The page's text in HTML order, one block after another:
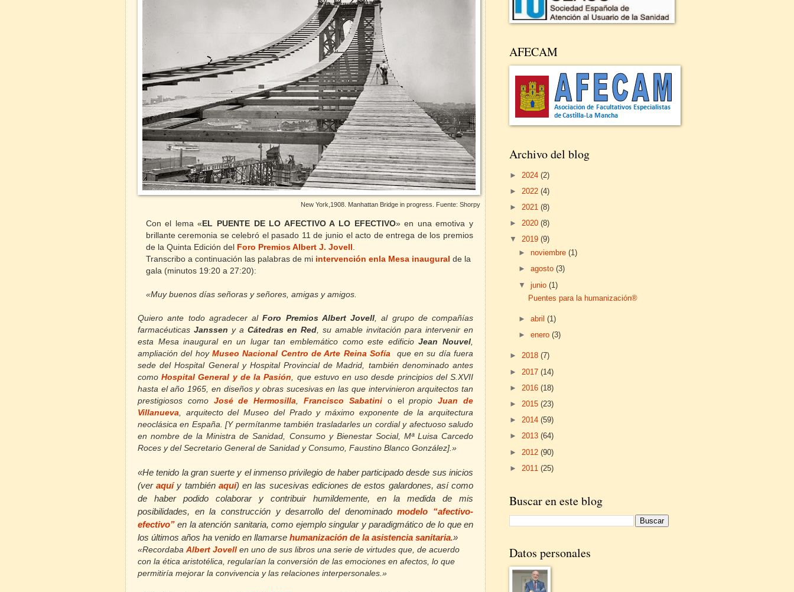
New York,1908. Manhattan Bridge in progress. Fuente: Shorpy
Con el lema « EL PUENTE DE LO AFECTIVO A LO EFECTIVO» en una emotiva y
brillante ceremonia se celebró el pasado 11 de junio el acto de entrega de los premios
de la Quinta Edición del
Foro Premios Albert J. Jovell .
Transcribo a continuación las palabras de mi intervención enla Mesa inaugural de la
gala (minutos19:20 a 27:20):
«Muy buenos días señoras y señores, amigas y amigos.
Quiero ante todo agradecer alForo Premios Albert Jovell, al grupo de compañías
farmacéuticas Janssen y a Cátedras en Red, su amable invitación para intervenir en
esta Mesa inaugural en un lugar tan emblemático como este edificioJean Nouvel,
ampliación del hoy Museo Nacional Centro de Arte Reina Sofía
que en su día fuera
sede del Hospital General y Hospital Provincial de Madrid, también denominado antes
comoHospital General y de la Pasión, que estuvo en uso desde principios del S.XVII
hasta el año 1965, en diseños y obras sucesivas en las que intervinieron arquitectos tan
prestigiosos como José de Hermosilla,Francisco Sabatinio elpropioJuan de
Villanueva, arquitecto del Museo del Prado y máximo exponente de la arquitectura
neoclásica en España. [Y permítanme también trasladarles un cordial y afectuoso saludo
en nombre de la Ministra de Sanidad, Consumo y Bienestar Social, Mª Luisa Carcedo
Roces y del Secretario General de Sanidad y Consumo, Faustino Blanco González].»
«He tenido la gran suerte y el inmenso privilegio de haber participado desde sus inicios
(veraquí y también aquí) en las sucesivas ediciones de estos galardones, así como
de haber podido colaborar y contribuir humildemente, en la
medida de mis
posibilidades, en la construcción y desarrollo del denominadomodelo “afectivo-
efectivo” en la atención sanitaria, como ejemplo singular y paradigmático de lo que en
los últimos años ha venido en llamarse humanización de la asistencia sanitaria.»
«Recordaba Albert Jovell en uno de sus libros una serie de virtudes que, de acuerdo
con la ética aristotélica, regularían la conversión de las emociones en afectos, lo que
permitiría mejorar la convivencia y las relaciones interpersonales.»
AFECAM
Archivo del blog
► 2024 (2)
► 2022 (4)
► 2021 (8)
► 2020 (8)
▼ 2019 (9)
►noviembre(1)
►agosto(3)
▼junio(1)
Puentes para la humanización®
►abril(1)
►enero(3)
► 2018 (7)
► 2017 (14)
► 2016 (18)
► 2015 (23)
► 2014 (59)
► 2013 (64)
► 2012 (90)
► 2011 (25)
Buscar en este blog
Datos personales